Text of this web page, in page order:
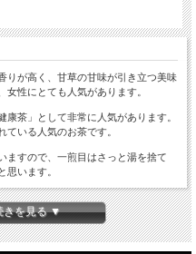
りが高く、 甘草の甘味が引き立つ美味
女性にとても人気があります。
茶」として非常に人気があります。
ている人気のお茶です。
すので、一煎目はさっと湯を捨て
思います。
きを見る ▼